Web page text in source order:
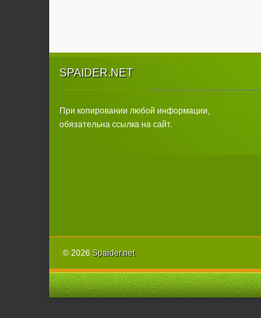
SPAIDER.NET
При копировании любой информации,
обязательна ссылка на сайт.
© 2026 Spаider.net